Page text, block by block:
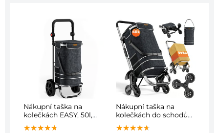
Nákupní taška na
kolečkách EASY, 50l,
černá
★★★★★
★★★★★
★★★★★
Nákupní taška na
kolečkách do schodů
COMFORT, 50l, černá
★★★★★
★★★★★
★★★★★